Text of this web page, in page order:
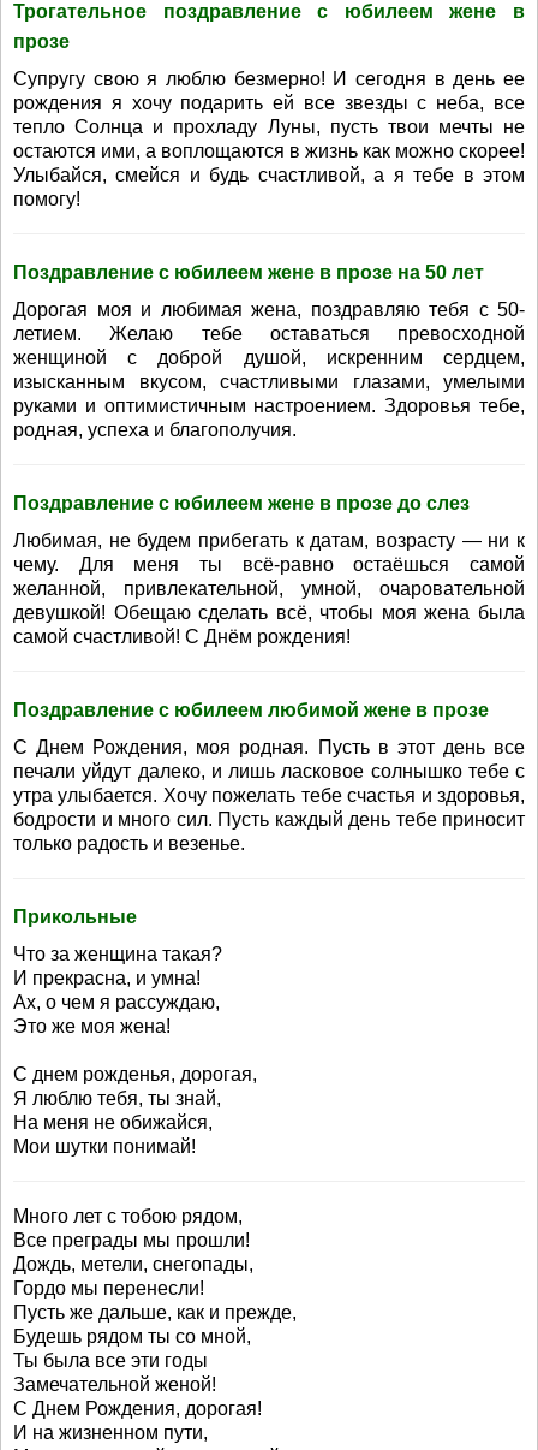
Трогательное поздравление с юбилеем жене в
прозе
Супругу свою я люблю безмерно! И сегодня в день ее
рождения я хочу подарить ей все звезды с неба, все
тепло Солнца и прохладу Луны, пусть твои мечты не
остаются ими, а воплощаются в жизнь как можно скорее!
Улыбайся, смейся и будь счастливой, а я тебе в этом
помогу!
Поздравление с юбилеем жене в прозе на 50 лет
Дорогая моя и любимая жена, поздравляю тебя с 50-
летием. Желаю тебе оставаться превосходной
женщиной с доброй душой, искренним сердцем,
изысканным вкусом, счастливыми глазами, умелыми
руками и оптимистичным настроением. Здоровья тебе,
родная, успеха и благополучия.
Поздравление с юбилеем жене в прозе до слез
Любимая, не будем прибегать к датам, возрасту — ни к
чему. Для меня ты всё-равно остаёшься самой
желанной, привлекательной, умной, очаровательной
девушкой! Обещаю сделать всё, чтобы моя жена была
самой счастливой! С Днём рождения!
Поздравление с юбилеем любимой жене в прозе
С Днем Рождения, моя родная. Пусть в этот день все
печали уйдут далеко, и лишь ласковое солнышко тебе с
утра улыбается. Хочу пожелать тебе счастья и здоровья,
бодрости и много сил. Пусть каждый день тебе приносит
только радость и везенье.
Прикольные
Что за женщина такая?
И прекрасна, и умна!
Ах, о чем я рассуждаю,
Это же моя жена!
С днем рожденья, дорогая,
Я люблю тебя, ты знай,
На меня не обижайся,
Мои шутки понимай!
Много лет с тобою рядом,
Все преграды мы прошли!
Дождь, метели, снегопады,
Гордо мы перенесли!
Пусть же дальше, как и прежде,
Будешь рядом ты со мной,
Ты была все эти годы
Замечательной женой!
С Днем Рождения, дорогая!
И на жизненном пути,